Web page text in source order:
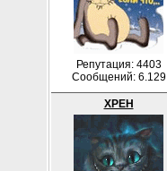
Репутация: 4403
Сообщений: 6.129
XPEH